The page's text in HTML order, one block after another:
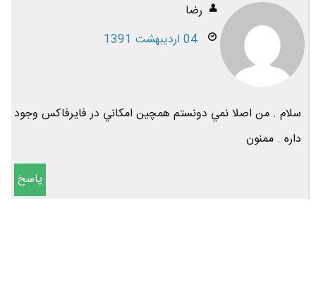
رضا
04 اردیبهشت 1391
سلام . من اصلا نمي دونستم همچين امكاني در فايرفاكس وجود
داره . ممنون
پاسخ